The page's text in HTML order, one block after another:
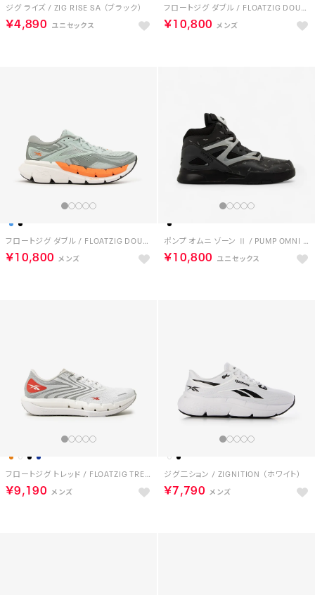
ジグ ライズ / ZIG RISE SA （ブラック）
￥4,890
フロートジグ ダブル / FLOATZIG DOUBLE （ブラック）
￥10,800
フロートジグ ダブル / FLOATZIG DOUBLE （ライトブルー）
￥10,800
ポンプ オムニ ゾーン Ⅱ / PUMP OMNI ZONE II （ブラック/グレー）
￥10,800
フロートジグ トレッド / FLOATZIG TREAD （ホワイト）
￥9,190
ジグ二ション / ZIGNITION （ホワイト）
￥7,790